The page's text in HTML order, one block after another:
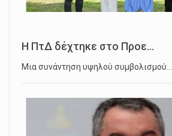
Η ΠτΔ δέχτηκε στο Προε...
Μια συνάντηση υψηλού συμβολισμού…